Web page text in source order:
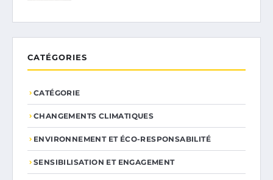
CATÉGORIES
CATÉGORIE
CHANGEMENTS CLIMATIQUES
ENVIRONNEMENT ET ÉCO-RESPONSABILITÉ
SENSIBILISATION ET ENGAGEMENT